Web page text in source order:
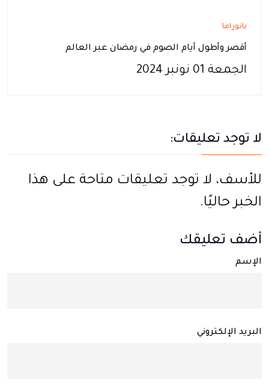
بانوراما
أقصر وأطول أيام الصوم في رمضان عبر العالم
الجمعة 01 نونبر 2024
لا توجد تعليقات:
للأسف، لا توجد تعليقات متاحة على هذا
الخبر حاليًا.
أضف تعليقك
الإسم
البريد الإلكتروني